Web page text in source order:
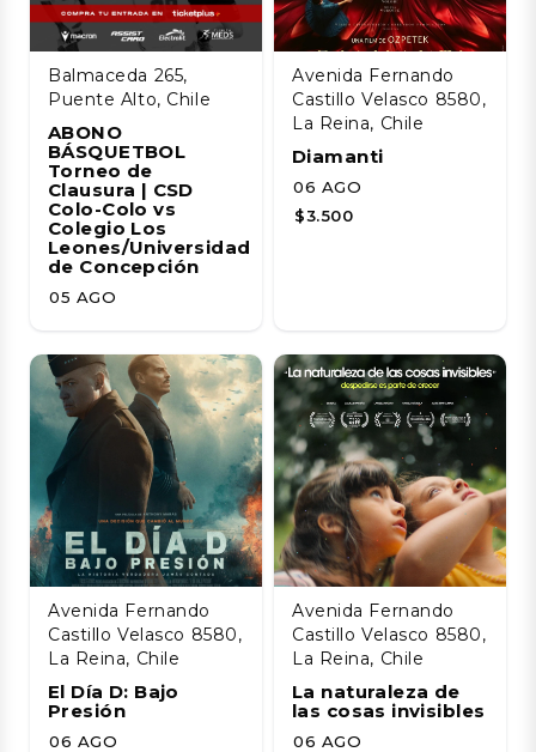
Balmaceda 265,
Puente Alto, Chile
ABONO
BÁSQUETBOL
Torneo de
Clausura | CSD
Colo-Colo vs
Colegio Los
Leones/Universidad
de Concepción
05 AGO
Avenida Fernando
Castillo Velasco 8580,
La Reina, Chile
Diamanti
06 AGO
$3.500
Avenida Fernando
Castillo Velasco 8580,
La Reina, Chile
El Día D: Bajo
Presión
06 AGO
Avenida Fernando
Castillo Velasco 8580,
La Reina, Chile
La naturaleza de
las cosas invisibles
06 AGO